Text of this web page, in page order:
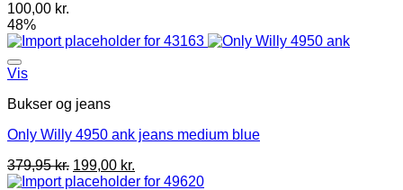
100,00 kr.
48%
Vis
Bukser og jeans
Only Willy 4950 ank jeans medium blue
379,95kr. 199,00 kr.